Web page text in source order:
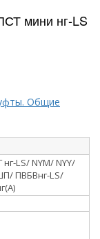
мини нг-LS
Общие
LS/ NYM/ NYY/
ПВБВнг-LS/